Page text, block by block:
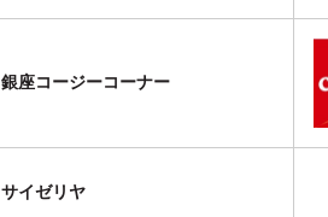
銀座コージーコーナー
サイゼリヤ